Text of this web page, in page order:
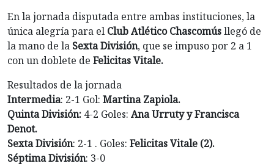
En la jornada disputada entre ambas instituciones, la
única alegría para el Club Atlético Chascomúsllegó de
la mano de la Sexta División, que se impuso por 2 a 1
con un doblete de Felicitas Vitale.
Resultados de la jornada
Intermedia: 2-1 Gol: Martina Zapiola.
Quinta División: 4-2 Goles: Ana Urruty y Francisca
Denot.
Sexta División: 2-1 . Goles: Felicitas Vitale (2).
Séptima División: 3-0